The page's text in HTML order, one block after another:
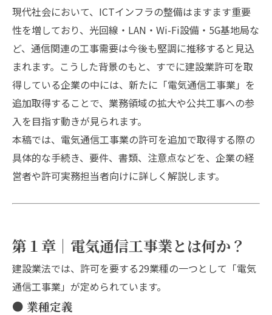
現代社会において、ICTインフラの整備はますます重要
性を増しており、光回線・LAN・Wi-Fi設備・5G基地局な
ど、通信関連の工事需要は今後も堅調に推移すると見込
まれます。こうした背景のもと、すでに建設業許可を取
得している企業の中には、新たに「電気通信工事業」を
追加取得することで、業務領域の拡大や公共工事への参
入を目指す動きが見られます。
本稿では、電気通信工事業の許可を追加で取得する際の
具体的な手続き、要件、書類、注意点などを、企業の経
営者や許可実務担当者向けに詳しく解説します。
第１章｜電気通信工事業とは何か？
建設業法では、許可を要する29業種の一つとして「電気
通信工事業」が定められています。
● 業種定義